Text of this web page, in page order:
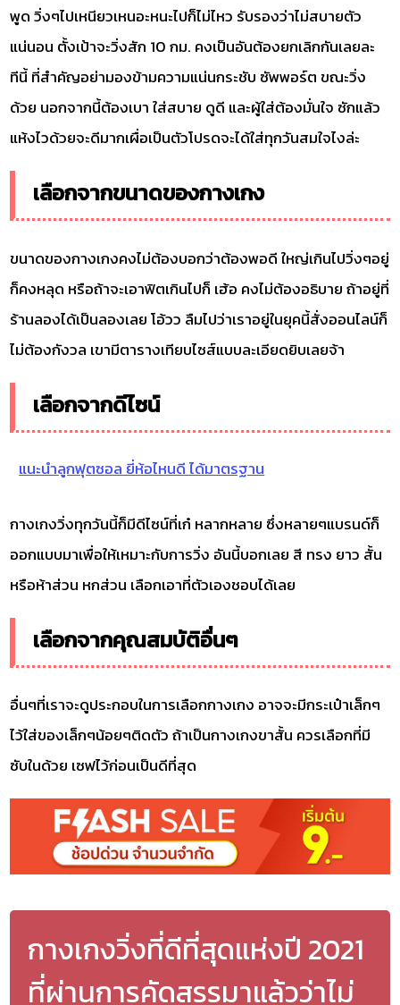
พูด วิ่งๆไปเหนียวเหนอะหนะไปก็ไม่ไหว รับรองว่าไม่สบายตัว
แน่นอน ตั้งเป้าจะวิ่งสัก 10 กม. คงเป็นอันต้องยกเลิกกันเลยละ
ทีนี้ ที่สำคัญอย่ามองข้ามความแน่นกระชับ ซัพพอร์ต ขณะวิ่ง
ด้วย นอกจากนี้ต้องเบา ใส่สบาย ดูดี และผู้ใส่ต้องมั่นใจ ซักแล้ว
แห้งไวด้วยจะดีมากเผื่อเป็นตัวโปรดจะได้ใส่ทุกวันสมใจไงล่ะ
เลือกจากขนาดของกางเกง
ขนาดของกางเกงคงไม่ต้องบอกว่าต้องพอดี ใหญ่เกินไปวิ่งๆอยู่
ก็คงหลุด หรือถ้าจะเอาฟิตเกินไปก็ เฮ้อ คงไม่ต้องอธิบาย ถ้าอยู่ที่
ร้านลองได้เป็นลองเลย โอ้วว ลืมไปว่าเราอยู่ในยุคนี้สั่งออนไลน์ก็
ไม่ต้องกังวล เขามีตารางเทียบไซส์แบบละเอียดยิบเลยจ้า
เลือกจากดีไซน์
แนะนำลูกฟุตซอล ยี่ห้อไหนดี ได้มาตรฐาน
กางเกงวิ่งทุกวันนี้ก็มีดีไซน์ที่เก๋ หลากหลาย ซึ่งหลายๆแบรนด์ก็
ออกแบบมาเพื่อให้เหมาะกับการวิ่ง อันนี้บอกเลย สี ทรง ยาว สั้น
หรือห้าส่วน หกส่วน เลือกเอาที่ตัวเองชอบได้เลย
เลือกจากคุณสมบัติอื่นๆ
อื่นๆที่เราจะดูประกอบในการเลือกกางเกง อาจจะมีกระเป๋าเล็กๆ
ไว้ใส่ของเล็กๆน้อยๆติดตัว ถ้าเป็นกางเกงขาสั้น ควรเลือกที่มี
ซับในด้วย เซฟไว้ก่อนเป็นดีที่สุด
กางเกงวิ่งที่ดีที่สุดแห่งปี 2021
ที่ผ่านการคัดสรรมาแล้วว่าไม่